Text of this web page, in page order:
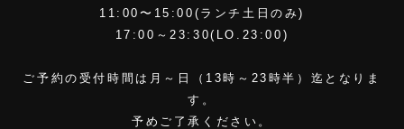
11:00〜15:00(ランチ土日のみ)
17:00～23:30(LO.23:00)
ご予約の受付時間は月～日（13時～23時半）迄となりま
す。
予めご了承ください。